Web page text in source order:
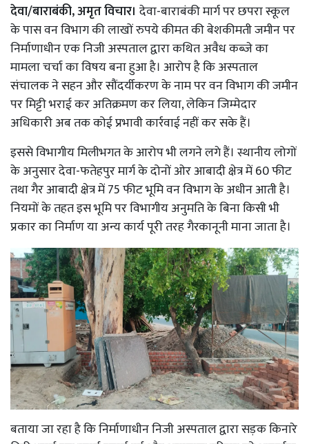
देवा/बाराबंकी, अमृत विचार। देवा-बाराबंकी मार्ग पर छपरा स्कूल
के पास वन विभाग की लाखों रुपये कीमत की बेशकीमती जमीन पर
निर्माणाधीन एक निजी अस्पताल द्वारा कथित अवैध कब्जे का
मामला चर्चा का विषय बना हुआ है। आरोप है कि अस्पताल
संचालक ने सहन और सौंदर्यीकरण के नाम पर वन विभाग की जमीन
पर मिट्टी भराई कर अतिक्रमण कर लिया, लेकिन जिम्मेदार
अधिकारी अब तक कोई प्रभावी कार्रवाई नहीं कर सके हैं।
इससे विभागीय मिलीभगत के आरोप भी लगने लगे हैं। स्थानीय लोगों
के अनुसार देवा-फतेहपुर मार्ग के दोनों ओर आबादी क्षेत्र में 60 फीट
तथा गैर आबादी क्षेत्र में 75 फीट भूमि वन विभाग के अधीन आती है।
नियमों के तहत इस भूमि पर विभागीय अनुमति के बिना किसी भी
प्रकार का निर्माण या अन्य कार्य पूरी तरह गैरकानूनी माना जाता है।
बताया जा रहा है कि निर्माणाधीन निजी अस्पताल द्वारा सड़क किनारे